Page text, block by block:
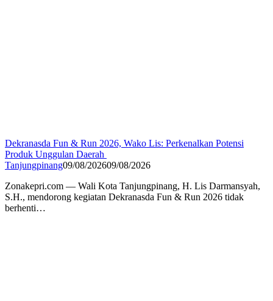
Dekranasda Fun & Run 2026, Wako Lis: Perkenalkan Potensi
Produk Unggulan Daerah
Tanjungpinang09/08/202609/08/2026
Zonakepri.com — Wali Kota Tanjungpinang, H. Lis Darmansyah,
S.H., mendorong kegiatan Dekranasda Fun & Run 2026 tidak
berhenti…